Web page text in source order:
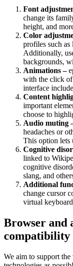
Font
change its
height, and
Color
profiles such
Additionally,
backgrounds,
Animations –
with the click
interface
Content
important
choose to
Audio muting
headaches or
This option lets
Cognitive
linked to
cognitive
slang, and
Additional
change cursor
virtual
Browser and
compatibility
We aim to support